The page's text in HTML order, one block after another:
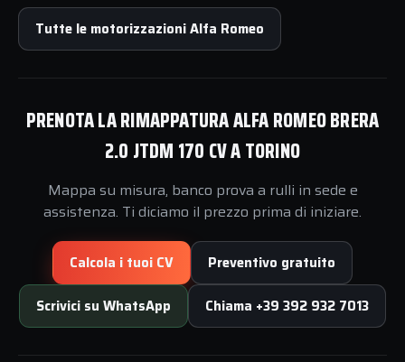
Tutte le motorizzazioni Alfa Romeo
PRENOTA LA RIMAPPATURA ALFA ROMEO BRERA
2.0 JTDM 170 CV A TORINO
Mappa su misura, banco prova a rulli in sede e
assistenza. Ti diciamo il prezzo prima di iniziare.
Calcola i tuoi CV Preventivo gratuito
Scrivici su WhatsApp Chiama +39 392 932 7013